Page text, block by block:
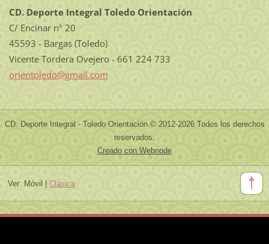
CD. Deporte Integral Toledo Orientación
C/ Encinar nº 20
45593 - Bargas (Toledo)
Vicente Tordera Ovejero - 661 224 733
orientoledo@gmail.com
CD. Deporte Integral - Toledo Orientación © 2012-2026 Todos los derechos
reservados.
Creado con Webnode
Ver: Móvil Clásica